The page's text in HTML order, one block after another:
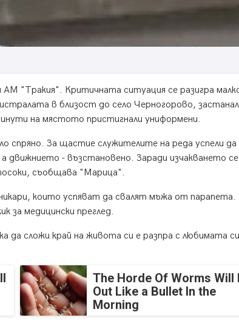
"Тракия". Критичната ситуация се разигра
в близост до село Черногорово,
на мястото пристигнали униформени.
спряно. За щастие служителите на реда успели да
движнието - възстановено. Заради изчакването се
съобщава "Марица".
които успяват да свалят мъжа от парапета.
медицински преглед.
да сложи край на живота си е разпра с любимата
The Horde Of Worms Will
Out Like a Bullet In the
Morning